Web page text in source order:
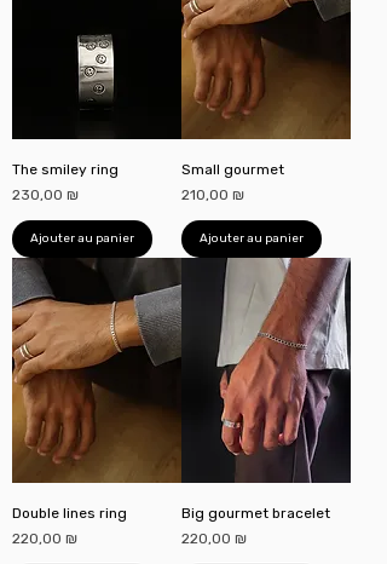
The smiley ring
Prix
230,00 ₪
Ajouter au panier
Small gourmet
Prix
210,00 ₪
Ajouter au panier
Double lines ring
Prix
220,00 ₪
Big gourmet bracelet
Prix
220,00 ₪